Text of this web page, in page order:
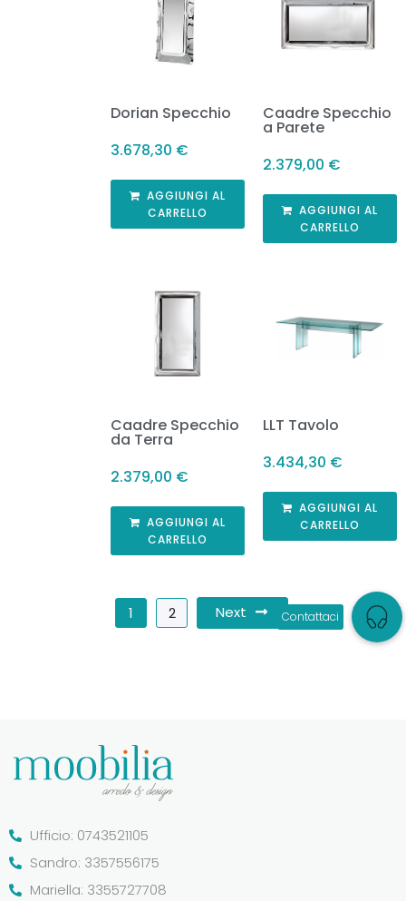
Dorian Specchio
3.678,30 €
AGGIUNGI AL
CARRELLO
Caadre Specchio
a Parete
2.379,00 €
AGGIUNGI AL
CARRELLO
Caadre Specchio
da Terra
2.379,00 €
AGGIUNGI AL
CARRELLO
LLT Tavolo
3.434,30 €
AGGIUNGI AL
CARRELLO
1 2 Next
Ufficio: 0743521105
Sandro: 3357556175
Mariella: 3355727708